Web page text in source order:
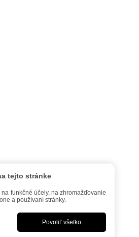
tejto stránke
funkčné účely, na zhromažďovanie
a používaní stránky.
Povoliť všetko